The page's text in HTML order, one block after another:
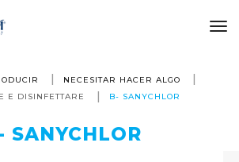
NECESITAR HACER ALGO
E DISINFETTARE
B- SANYCHLOR
SANYCHLOR